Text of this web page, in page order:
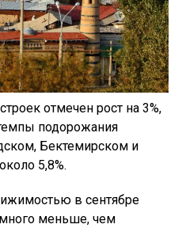
отмечен рост на 3%,
подорожания
Бектемирском и
5,8%.
в сентябре
меньше, чем